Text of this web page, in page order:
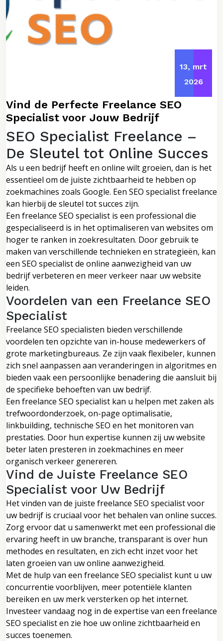
13, mrt
2026
Vind de Perfecte Freelance SEO
Specialist voor Jouw Bedrijf
SEO Specialist Freelance –
De Sleutel tot Online Succes
Als u een bedrijf heeft en online wilt groeien, dan is het
essentieel om de juiste zichtbaarheid te hebben op
zoekmachines zoals Google. Een SEO specialist freelance
kan hierbij de sleutel tot succes zijn.
Een freelance SEO specialist is een professional die
gespecialiseerd is in het optimaliseren van websites om
hoger te ranken in zoekresultaten. Door gebruik te
maken van verschillende technieken en strategieën, kan
een SEO specialist de online aanwezigheid van uw
bedrijf verbeteren en meer verkeer naar uw website
leiden.
Voordelen van een Freelance SEO
Specialist
Freelance SEO specialisten bieden verschillende
voordelen ten opzichte van in-house medewerkers of
grote marketingbureaus. Ze zijn vaak flexibeler, kunnen
zich snel aanpassen aan veranderingen in algoritmes en
bieden vaak een persoonlijke benadering die aansluit bij
de specifieke behoeften van uw bedrijf.
Een freelance SEO specialist kan u helpen met zaken als
trefwoordonderzoek, on-page optimalisatie,
linkbuilding, technische SEO en het monitoren van
prestaties. Door hun expertise kunnen zij uw website
beter laten presteren in zoekmachines en meer
organisch verkeer genereren.
Vind de Juiste Freelance SEO
Specialist voor Uw Bedrijf
Het vinden van de juiste freelance SEO specialist voor
uw bedrijf is cruciaal voor het behalen van online succes.
Zorg ervoor dat u samenwerkt met een professional die
ervaring heeft in uw branche, transparant is over hun
methodes en resultaten, en zich echt inzet voor het
laten groeien van uw online aanwezigheid.
Met de hulp van een freelance SEO specialist kunt u uw
concurrentie voorblijven, meer potentiële klanten
bereiken en uw merk versterken op het internet.
Investeer vandaag nog in de expertise van een freelance
SEO specialist en zie hoe uw online zichtbaarheid en
succes toenemen.